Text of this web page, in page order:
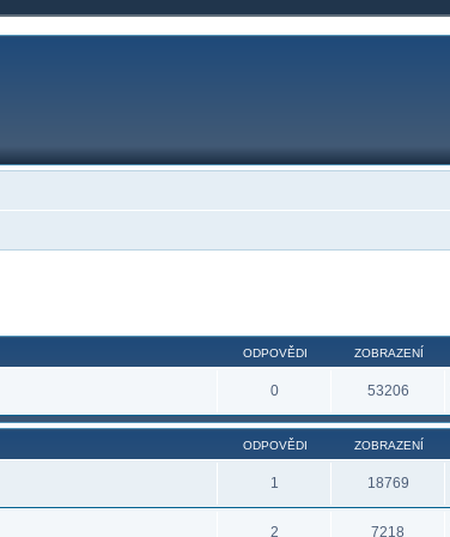
ODPOVĚDI ZOBRAZENÍ
0 53206
ODPOVĚDI ZOBRAZENÍ
1 18769
2 7218